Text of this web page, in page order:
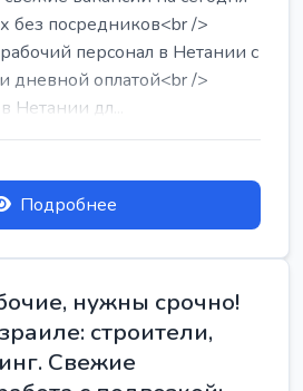
без посредников<br />
персонал в Нетании с
дневной оплатой<br />
Нетании дл...
Подробнее
нужны срочно!
строители,
Свежие